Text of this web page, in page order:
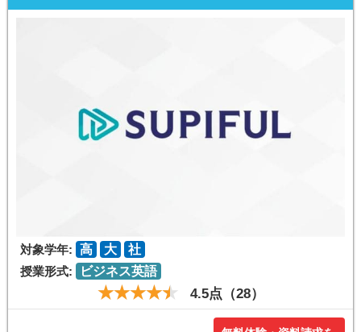
対象学年: 高 大
社
授業形式:
ビジネス英語
4.5点（28）